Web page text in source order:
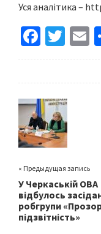
Уся аналітика –
Fa
ce
o
o
k
T
wi
er
E
« Предыдущая запись
У Черкаській ОВА
відбулось
робгрупи
підзвітність»